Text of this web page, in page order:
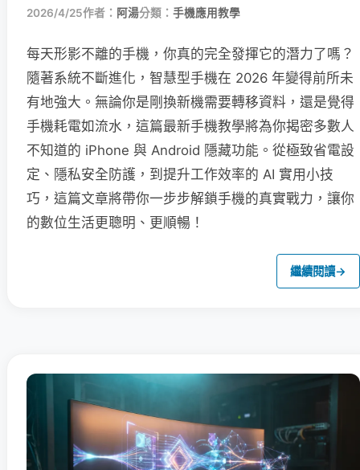
2026/4/25作者： 阿湯分類： 手機應用教學
每天形影不離的手機，你真的完全發揮它的潛力了嗎？
隨著系統不斷進化，智慧型手機在 2026 年變得前所未
有地強大。無論你是剛換新機需要轉移資料，還是覺得
手機耗電如流水，這篇最新手機教學將為你揭密多數人
不知道的 iPhone 與 Android 隱藏功能。從極致省電設
定、隱私安全防護，到提升工作效率的 AI 實用小技
巧，這篇文章將帶你一步步解鎖手機的真實戰力，讓你
的數位生活更聰明、更順暢！
繼續閱讀→